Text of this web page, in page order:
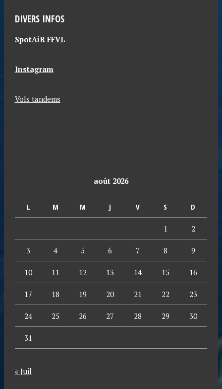
DIVERS INFOS
SpotAiR FFVL
Instagram
Vols tandems
août 2026
L M M J V S D
1 2
3 4 5 6 7 8 9
10 11 12 13 14 15 16
17 18 19 20 21 22 23
24 25 26 27 28 29 30
31
« Juil